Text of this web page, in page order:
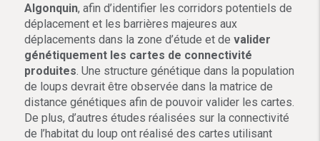
Algonquin, afin d’identifier les corridors potentiels de
déplacement et les barrières majeures aux
déplacements dans la zone d’étude et de valider
génétiquement les cartes de connectivité
produites. Une structure génétique dans la population
de loups devrait être observée dans la matrice de
distance génétiques afin de pouvoir valider les cartes.
De plus, d’autres études réalisées sur la connectivité
de l’habitat du loup ont réalisé des cartes utilisant